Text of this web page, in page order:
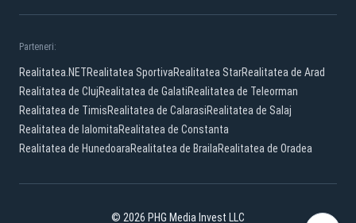
Parteneri:
Realitatea.NETRealitatea SportivaRealitatea StarRealitatea de Arad
Realitatea de ClujRealitatea de GalatiRealitatea de Teleorman
Realitatea de TimisRealitatea de CalarasiRealitatea de Salaj
Realitatea de IalomitaRealitatea de Constanta
Realitatea de HunedoaraRealitatea de BrailaRealitatea de Oradea
© 2026 PHG Media Invest LLC